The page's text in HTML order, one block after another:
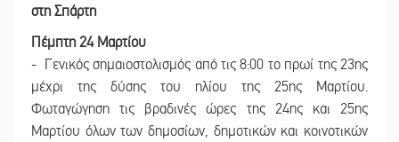
στη Σπάρτη
Πέμπτη 24 Μαρτίου
- Γενικός σημαιοστολισμός από τις 8:00 το πρωί της 23ης
μέχρι της δύσης του ηλίου της 25ης Μαρτίου.
Φωταγώγηση τις βραδινές ώρες της 24ης και 25ης
Μαρτίου όλων των δημοσίων, δημοτικών και κοινοτικών